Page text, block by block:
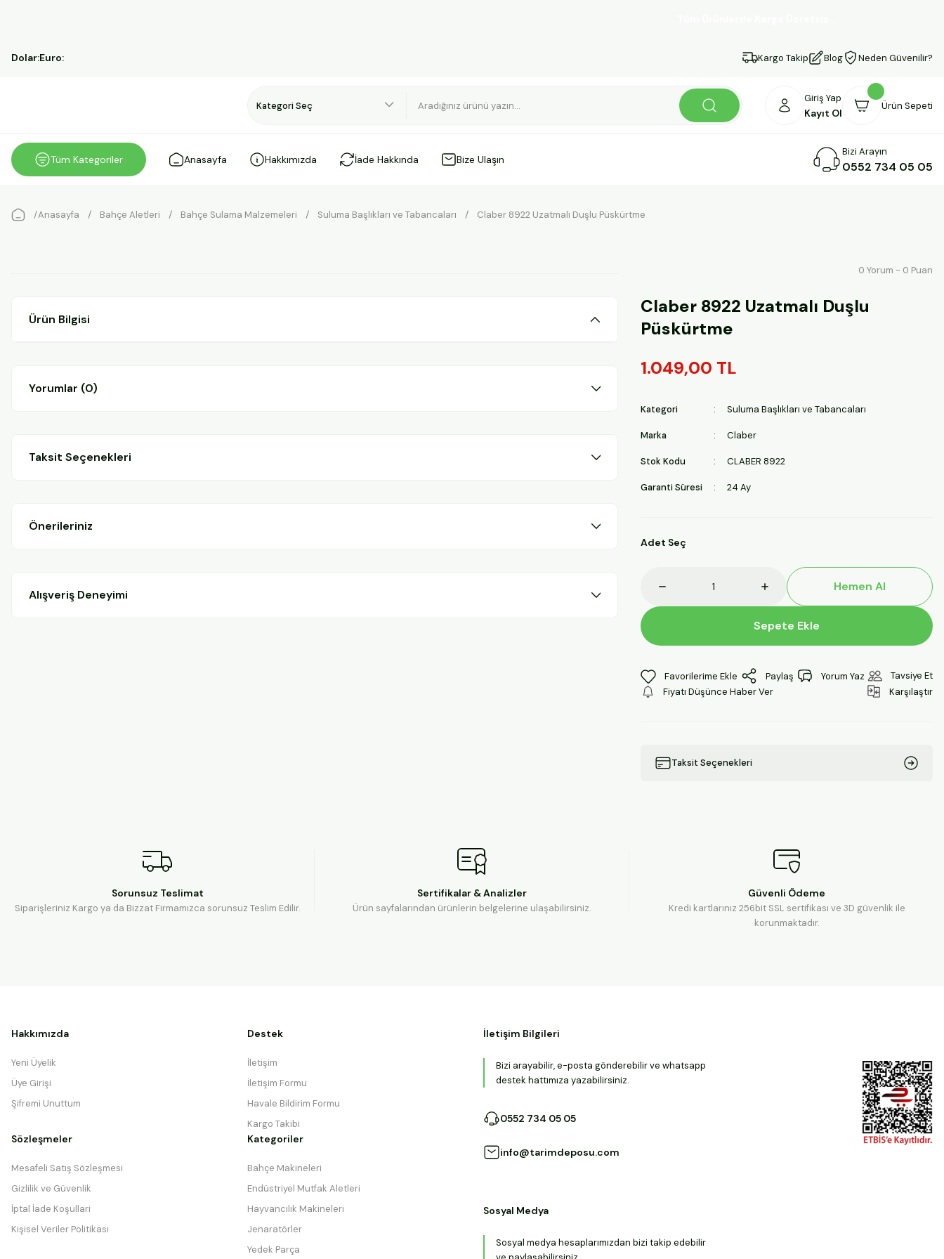
Dolar:Euro: Kargo Takip Blog Neden Güvenilir?
Giriş Yap
Kayıt Ol
Ürün Sepeti
Tüm Kategoriler Anasayfa Hakkımızda İade Hakkında Bize Ulaşın
Bizi Arayın
0552 734 05 05
Anasayfa Bahçe Aletleri Bahçe Sulama Malzemeleri Suluma Başlıkları ve Tabancaları Claber 8922 Uzatmalı Duşlu Püskürtme
Ürün Bilgisi
Yorumlar (0)
Taksit Seçenekleri
Önerileriniz
Alışveriş Deneyimi
0 Yorum - 0 Puan
Claber 8922 Uzatmalı Duşlu
Püskürtme
1.049,00 TL
Kategori Suluma Başlıkları ve Tabancaları
Marka Claber
Stok Kodu CLABER 8922
Garanti Süresi 24 Ay
Adet Seç
Hemen Al
Sepete Ekle
Paylaş Yorum Yaz
Tavsiye Et
Fiyatı Düşünce Haber Ver
Karşılaştır
Taksit Seçenekleri
Sorunsuz Teslimat
Siparişleriniz Kargo ya da Bizzat Firmamızca sorunsuz Teslim Edilir.
Sertifikalar & Analizler
Ürün sayfalarından ürünlerin belgelerine ulaşabilirsiniz.
Güvenli Ödeme
Kredi kartlarınız 256bit SSL sertifikası ve 3D güvenlik ile
korunmaktadır.
Hakkımızda
Yeni Üyelik
Üye Girişi
Şifremi Unuttum
Destek
İletişim
İletişim Formu
Havale Bildirim Formu
Kargo Takibi
Sözleşmeler
Mesafeli Satış Sözleşmesi
Gizlilik ve Güvenlik
İptal İade Koşullari
Kişisel Veriler Politikası
Kategoriler
Bahçe Makineleri
Endüstriyel Mutfak Aletleri
Hayvancılık Makineleri
Jenaratörler
Yedek Parça
İletişim Bilgileri
Bizi arayabilir, e-posta gönderebilir ve whatsapp
destek hattımıza yazabilirsiniz.
0552 734 05 05
info@tarimdeposu.com
Sosyal Medya
Sosyal medya hesaplarımızdan bizi takip edebilir